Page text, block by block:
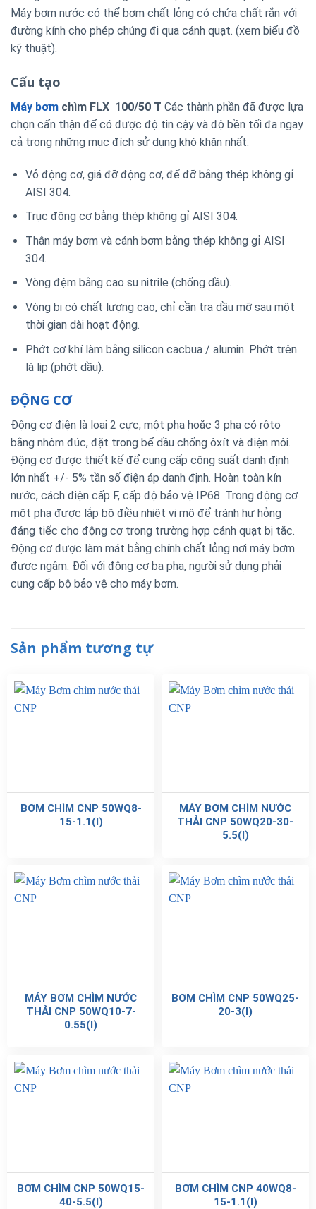
Máy bơm nước có thể bơm chất lỏng có chứa chất rắn với
đường kính cho phép chúng đi qua cánh quạt. (xem biểu đồ
kỹ thuật).
Cấu tạo
Máy bơm chìm FLX 100/50 T Các thành phần đã được lựa
chọn cẩn thận để có được độ tin cậy và độ bền tối đa ngay
cả trong những mục đích sử dụng khó khăn nhất.
Vỏ động cơ, giá đỡ động cơ, đế đỡ bằng thép không gỉ
AISI 304.
Trục động cơ bằng thép không gỉ AISI 304.
Thân máy bơm và cánh bơm bằng thép không gỉ AISI
304.
Vòng đệm bằng cao su nitrile (chống dầu).
Vòng bi có chất lượng cao, chỉ cần tra dầu mỡ sau một
thời gian dài hoạt động.
Phớt cơ khí làm bằng silicon cacbua / alumin. Phớt trên
là lip (phớt dầu).
ĐỘNG CƠ
Động cơ điện là loại 2 cực, một pha hoặc 3 pha có rôto
bằng nhôm đúc, đặt trong bể dầu chống ôxít và điện môi.
Động cơ được thiết kế để cung cấp công suất danh định
lớn nhất +/- 5% tần số điện áp danh định. Hoàn toàn kín
nước, cách điện cấp F, cấp độ bảo vệ IP68. Trong động cơ
một pha được lắp bộ điều nhiệt vi mô để tránh hư hỏng
đáng tiếc cho động cơ trong trường hợp cánh quạt bị tắc.
Động cơ được làm mát bằng chính chất lỏng nơi máy bơm
được ngâm. Đối với động cơ ba pha, người sử dụng phải
cung cấp bộ bảo vệ cho máy bơm.
Sản phẩm tương tự
BƠM CHÌM CNP 50WQ8-
15-1.1(I)
MÁY BƠM CHÌM NƯỚC
THẢI CNP 50WQ20-30-
5.5(I)
MÁY BƠM CHÌM NƯỚC
THẢI CNP 50WQ10-7-
0.55(I)
BƠM CHÌM CNP 50WQ25-
20-3(I)
BƠM CHÌM CNP 50WQ15-
40-5.5(I)
BƠM CHÌM CNP 40WQ8-
15-1.1(I)